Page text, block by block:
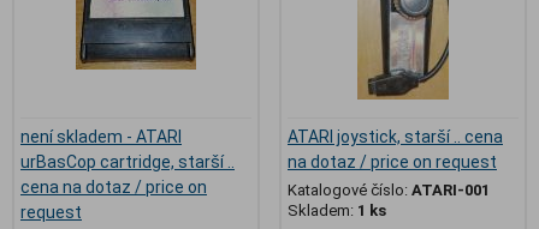
není skladem - ATARI
urBasCop cartridge, starší ..
cena na dotaz / price on
request
ATARI joystick, starší .. cena
na dotaz / price on request
Katalogové číslo: ATARI-001
Skladem: 1 ks